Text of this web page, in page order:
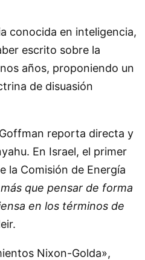
conocida en inteligencia,
escrito sobre la
años, proponiendo un
de disuasión
reporta directa y
En Israel, el primer
la Comisión de Energía
que pensar de forma
en los términos de
Nixon-Golda»,